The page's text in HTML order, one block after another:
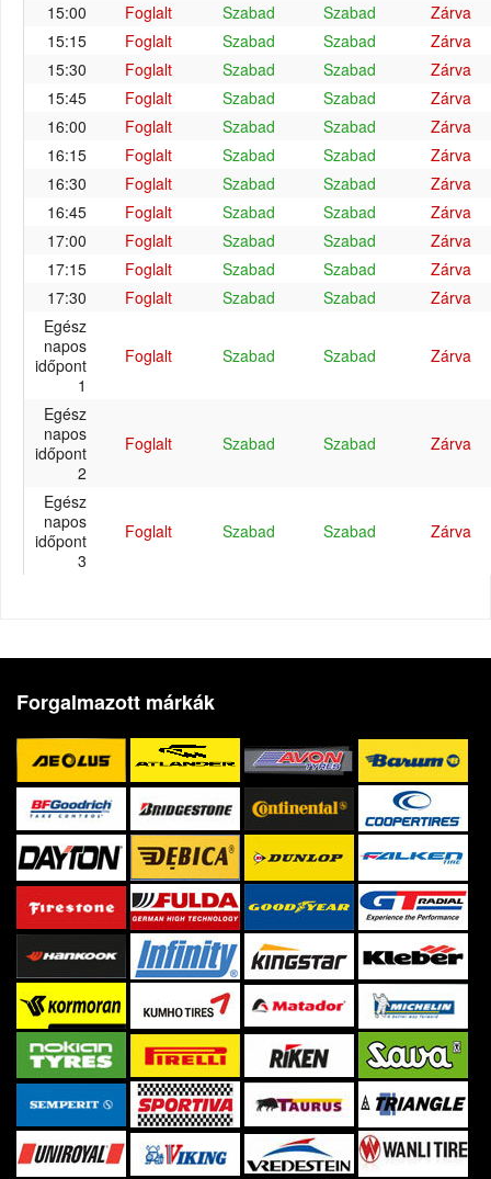
15:00
Foglalt Szabad Szabad
Zárva
15:15
Foglalt Szabad Szabad
Zárva
15:30
Foglalt Szabad Szabad
Zárva
15:45
Foglalt Szabad Szabad
Zárva
16:00
Foglalt Szabad Szabad
Zárva
16:15
Foglalt Szabad Szabad
Zárva
16:30
Foglalt Szabad Szabad
Zárva
16:45
Foglalt Szabad Szabad
Zárva
17:00
Foglalt Szabad Szabad
Zárva
17:15
Foglalt Szabad Szabad
Zárva
17:30
Foglalt Szabad Szabad
Zárva
Egész
napos
időpont
1
Foglalt Szabad Szabad Zárva
Egész
napos
időpont
2
Foglalt Szabad Szabad Zárva
Egész
napos
időpont
3
Foglalt Szabad Szabad Zárva
Forgalmazott márkák